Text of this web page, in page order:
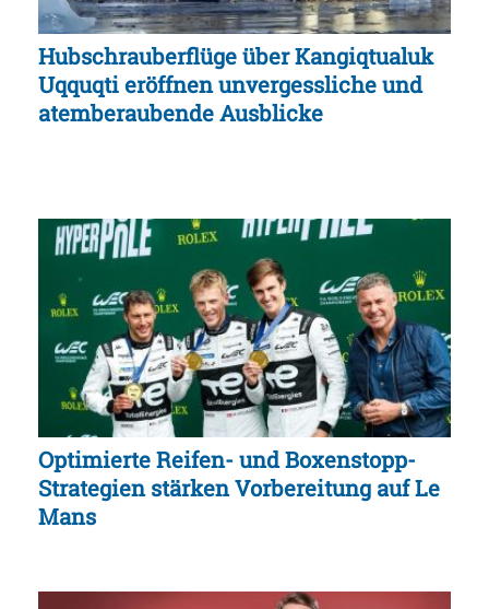
Hubschrauberflüge über Kangiqtualuk
Uqquqti eröffnen unvergessliche und
atemberaubende Ausblicke
Optimierte Reifen- und Boxenstopp-
Strategien stärken Vorbereitung auf Le
Mans